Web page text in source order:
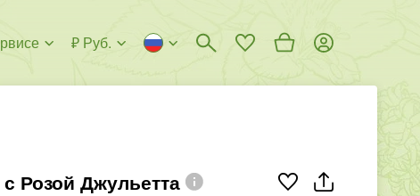
₽ Руб.
Розой Джульетта